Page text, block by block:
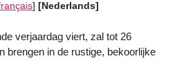
] [Nederlands]
verjaardag viert, zal tot 26
brengen in de rustige, bekoorlijke